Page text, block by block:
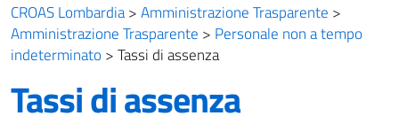
CROAS Lombardia> Amministrazione Trasparente >
Amministrazione Trasparente > Personale non a tempo
indeterminato > Tassi di assenza
Tassi di assenza